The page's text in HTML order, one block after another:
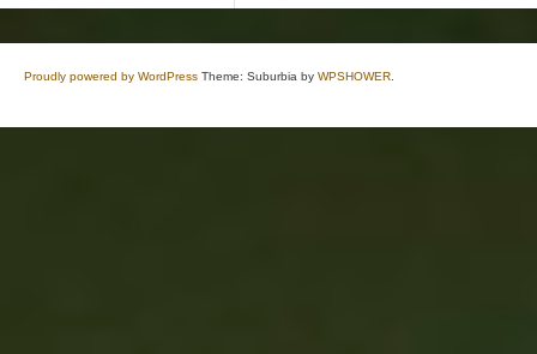
Proudly powered by WordPress Theme: Suburbia by WPSHOWER